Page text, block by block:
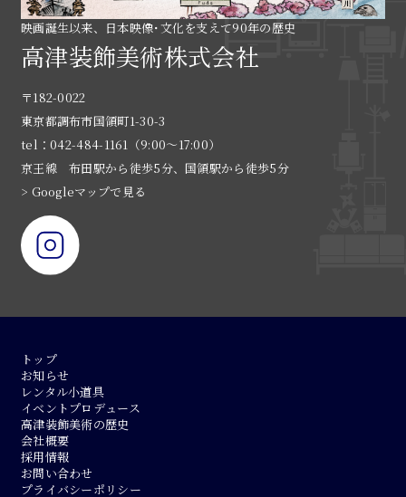
映画誕生以来、日本映像･文化を支えて90年の歴史
高津装飾美術株式会社
〒182-0022
東京都調布市国領町1-30-3
tel：042-484-1161（9:00〜17:00）
京王線 布田駅から徒歩5分、国領駅から徒歩5分
> Googleマップで見る
トップ
お知らせ
レンタル小道具
イベントプロデュース
高津装飾美術の歴史
会社概要
採用情報
お問い合わせ
プライバシーポリシー